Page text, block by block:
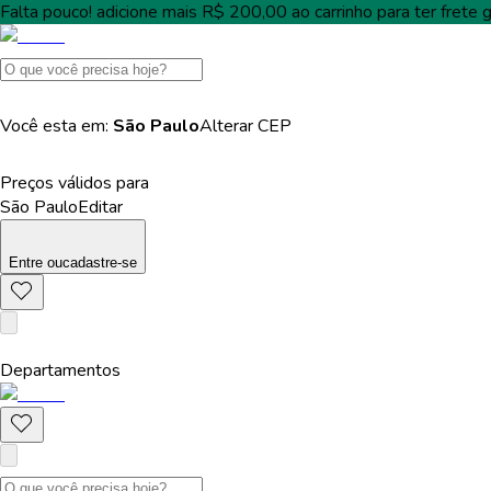
Falta pouco! adicione mais R$ 200,00 ao carrinho para terfrete
Você esta em: São PauloAlterarCEP
Preços válidos para
São PauloEditar
Entre oucadastre-se
Departamentos